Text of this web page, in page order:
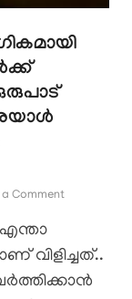
Comment
വിളിച്ചത്..